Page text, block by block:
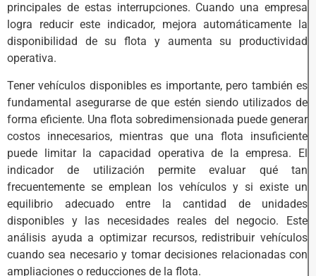
principales de estas interrupciones. Cuando una empresa
logra reducir este indicador, mejora automáticamente la
disponibilidad de su flota y aumenta su productividad
operativa.
Tener vehículos disponibles es importante, pero también es
fundamental asegurarse de que estén siendo utilizados de
forma eficiente. Una flota sobredimensionada puede generar
costos innecesarios, mientras que una flota insuficiente
puede limitar la capacidad operativa de la empresa. El
indicador de utilización permite evaluar qué tan
frecuentemente se emplean los vehículos y si existe un
equilibrio adecuado entre la cantidad de unidades
disponibles y las necesidades reales del negocio. Este
análisis ayuda a optimizar recursos, redistribuir vehículos
cuando sea necesario y tomar decisiones relacionadas con
ampliaciones o reducciones de la flota.